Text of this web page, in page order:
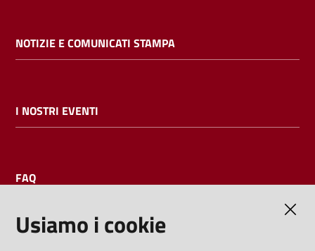
bibliotecario
NOTIZIE E COMUNICATI STAMPA
I NOSTRI EVENTI
FAQ
Usiamo i cookie